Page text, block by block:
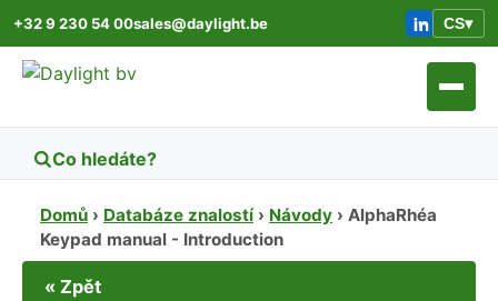
+32 9 230 54 00sales@daylight.be CS▾
Domů › Databáze znalostí › Návody › AlphaRhéa
Keypad manual - Introduction
« Zpět